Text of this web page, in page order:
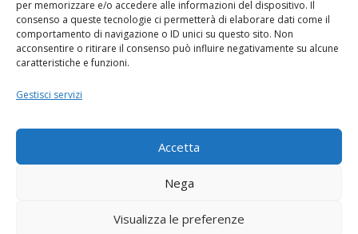
per memorizzare e/o accedere alle informazioni del dispositivo. Il
consenso a queste tecnologie ci permetterà di elaborare dati come il
comportamento di navigazione o ID unici su questo sito. Non
acconsentire o ritirare il consenso può influire negativamente su alcune
caratteristiche e funzioni.
Gestisci servizi
Accetta
Nega
Visualizza le preferenze
BOYS DISCO VICENZA
Via Oreficeria, 68 –36100 Vicenza (VI)
Tel.+39 0444 960737
P.I.03908300241
Privacy Policy e informazioni Legali